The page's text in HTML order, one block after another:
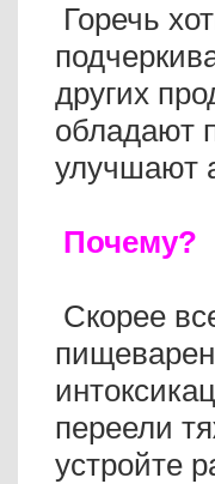
Горечь
других
обладают
улучшают
Почему?
Скорее
переели
устройте